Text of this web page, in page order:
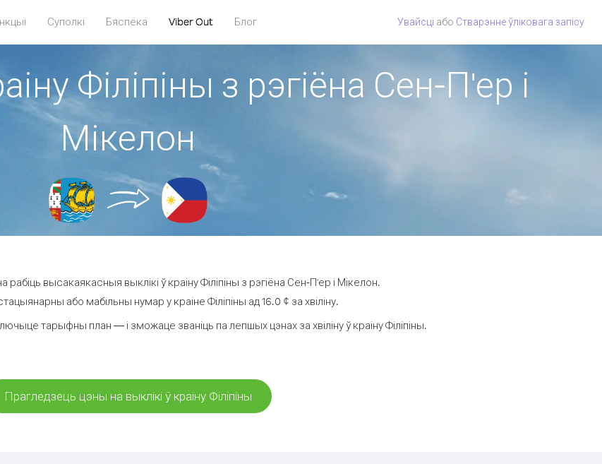
Суполкі Бяспека Viber Out Блог Увайсці або Стварэнне ўліковага запісу
Філіпіны з рэгіёна Сен-П'ер і
Мікелон
высакаякасныя выклікі ў краіну Філіпіны з рэгіёна Сен-П'ер і Мікелон.
або мабільны нумар у краіне Філіпіны ад 16.0 ¢ за хвіліну.
тарыфны план — і зможаце званіць па лепшых цэнах за хвіліну ў краіну Філіпіны.
Прагледзець цэны на выклікі ў краіну Філіпіны